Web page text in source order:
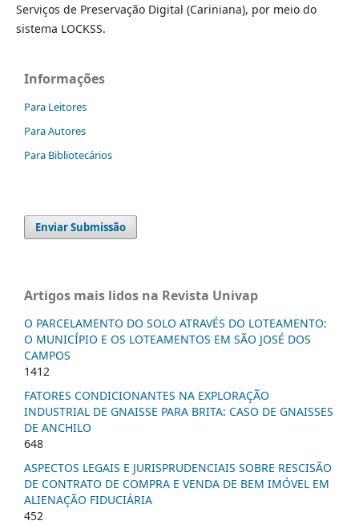
Serviços de Preservação Digital (Cariniana), por meio do
sistema LOCKSS.
Informações
Para Leitores
Para Autores
Para Bibliotecários
Enviar Submissão
Artigos mais lidos na Revista Univap
O PARCELAMENTO DO SOLO ATRAVÉS DO LOTEAMENTO:
O MUNICÍPIO E OS LOTEAMENTOS EM SÃO JOSÉ DOS
CAMPOS
1412
FATORES CONDICIONANTES NA EXPLORAÇÃO
INDUSTRIAL DE GNAISSE PARA BRITA: CASO DE GNAISSES
DE ANCHILO
648
ASPECTOS LEGAIS E JURISPRUDENCIAIS SOBRE RESCISÃO
DE CONTRATO DE COMPRA E VENDA DE BEM IMÓVEL EM
ALIENAÇÃO FIDUCIÁRIA
452